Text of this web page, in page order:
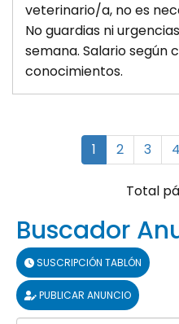
veterinario/a, no es
No guardias ni
semana. Salario según
conocimientos.
1 2 3 4
Total
Buscador
SUSCRIPCIÓN TABLÓN
PUBLICAR ANUNCIO